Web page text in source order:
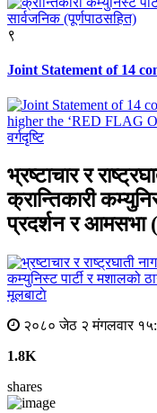
९
Joint Statement of 14
वर्गदृष्टि
भ्रष्टाचार र
क्रान्तिकारी
प्रदर्शन र आमसभा
मूलबाटाे
२०८० जेठ २ मंगलवार
1.8K
shares